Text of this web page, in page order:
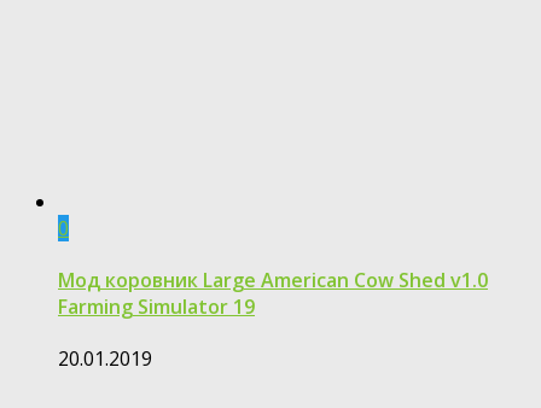
0
Мод коровник Large American Cow Shed v1.0
Farming Simulator 19
20.01.2019